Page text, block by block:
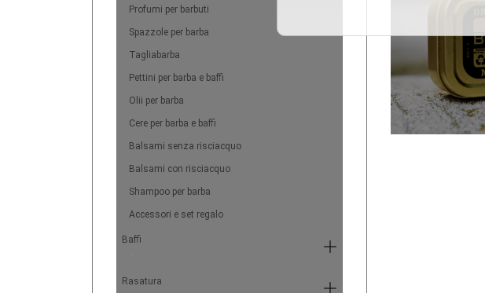
Profumi per barbuti
Spazzole per barba
Tagliabarba
Pettini per barba e baffi
Olii per barba
Cere per barba e baffi
Balsami senza risciacquo
Balsami con risciacquo
Shampoo per barba
Accessori e set regalo
Baffi
Rasatura